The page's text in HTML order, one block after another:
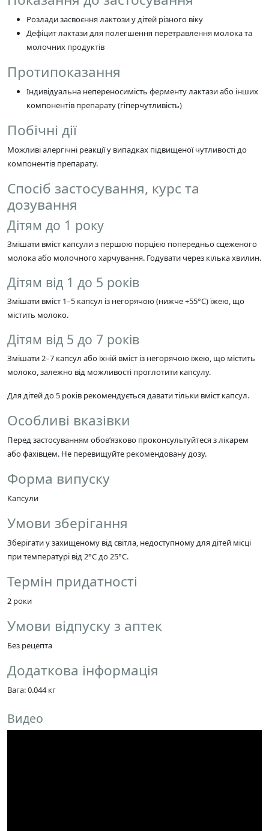
Розлади засвоєння лактози у дітей різного віку
Дефіцит лактази для полегшення перетравлення молока та
молочних продуктів
Протипоказання
Індивідуальна непереносимість ферменту лактази або інших
компонентів препарату (гіперчутливість)
Побічні дії
Можливі алергічні реакції у випадках підвищеної чутливості до
компонентів препарату.
Спосіб застосування, курс та
дозування
Дітям до 1 року
Змішати вміст капсули з першою порцією попередньо сцеженого
молока або молочного харчування. Годувати через кілька хвилин.
Дітям від 1 до 5 років
Змішати вміст 1–5 капсул із негорячою (нижче +55°C) їжею, що
містить молоко.
Дітям від 5 до 7 років
Змішати 2–7 капсул або їхній вміст із негорячою їжею, що містить
молоко, залежно від можливості проглотити капсулу.
Для дітей до 5 років рекомендується давати тільки вміст капсул.
Особливі вказівки
Перед застосуванням обов’язково проконсультуйтеся з лікарем
або фахівцем. Не перевищуйте рекомендовану дозу.
Форма випуску
Капсули
Умови зберігання
Зберігати у захищеному від світла, недоступному для дітей місці
при температурі від 2°C до 25°C.
Термін придатності
2 роки
Умови відпуску з аптек
Без рецепта
Додаткова інформація
Вага: 0.044 кг
Видео